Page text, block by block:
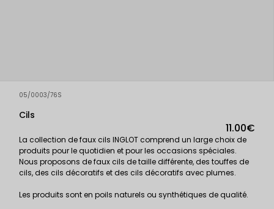
05/0003/76S
Cils
11.00€
La collection de faux cils INGLOT comprend un large choix de
produits pour le quotidien et pour les occasions spéciales.
Nous proposons de faux cils de taille différente, des touffes de
cils, des cils décoratifs et des cils décoratifs avec plumes.
Les produits sont en poils naturels ou synthétiques de qualité.